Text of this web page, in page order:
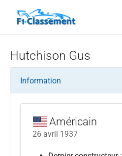
Hutchison Gus
Information
Américain
26 avril 1937